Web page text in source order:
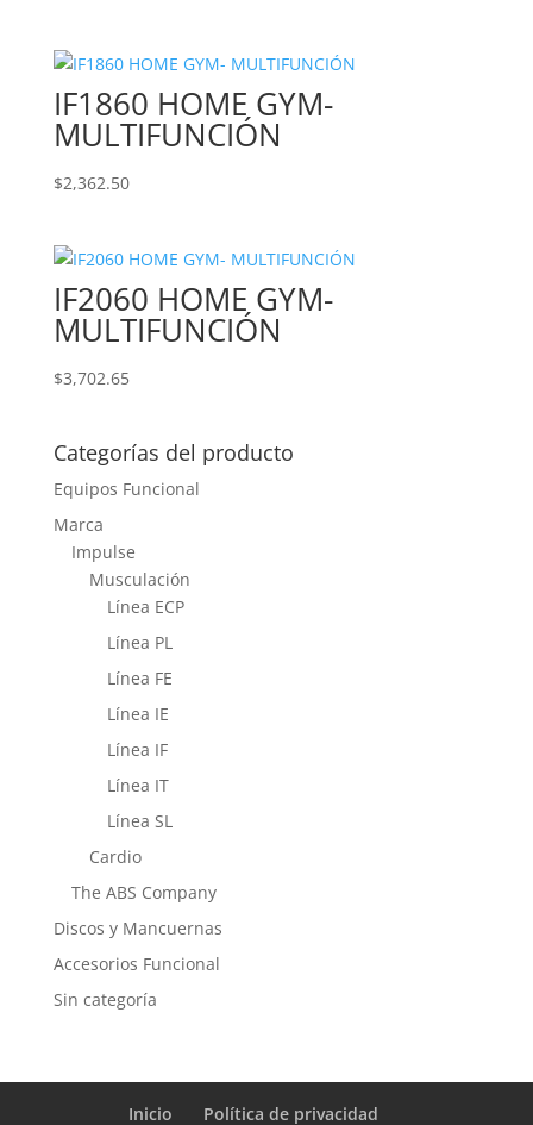
IF1860 HOME GYM-
MULTIFUNCIÓN
$2,362.50
IF2060 HOME GYM-
MULTIFUNCIÓN
$3,702.65
Categorías del producto
Equipos Funcional
Marca
Impulse
Musculación
Línea ECP
Línea PL
Línea FE
Línea IE
Línea IF
Línea IT
Línea SL
Cardio
The ABS Company
Discos y Mancuernas
Accesorios Funcional
Sin categoría
Inicio Política de privacidad